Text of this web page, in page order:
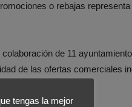
o rebajas
colaboración de 11
de las ofertas comerciales
tengas la mejor